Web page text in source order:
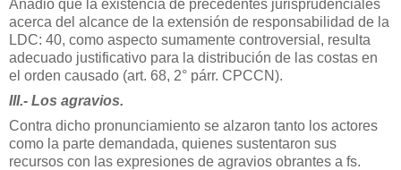
Añadió que la existencia de precedentes jurisprudenciales
acerca del alcance de la extensión de responsabilidad de la
LDC: 40, como aspecto sumamente controversial, resulta
adecuado justificativo para la distribución de las costas en
el orden causado (art. 68, 2° párr. CPCCN).
III.- Los agravios.
Contra dicho pronunciamiento se alzaron tanto los actores
como la parte demandada, quienes sustentaron sus
recursos con las expresiones de agravios obrantes a fs.